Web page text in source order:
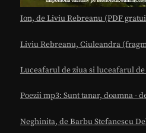
Ion, de Liviu Rebreanu (PDF
Liviu Rebreanu, Ciuleandra
Luceafarul de ziua si luceafarul
Poezii mp3: Sunt tanar, doamna -
Neghinita, de Barbu Stefanescu